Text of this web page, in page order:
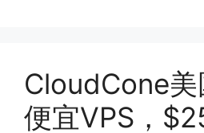
CloudCone
便宜VPS，